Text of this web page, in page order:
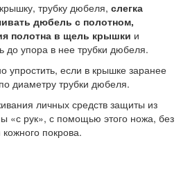
трубку дюбеля, слегка
дюбель с полотном,
полотна в щель крышки и
до упора в нее трубки дюбеля.
если в крышке заранее
диаметру трубки дюбеля.
личных средств защиты из
«с рук», с помощью этого ножа, без
покрова.